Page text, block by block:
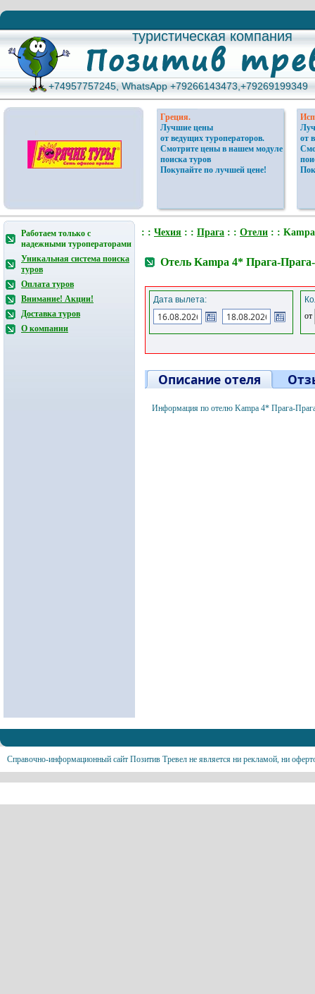
туристическая компания
туристическая компания
+74957757245, WhatsApp +79266143473,+79269199349
+74957757245, WhatsApp +79266143473,+79269199349
Греция.
Лучшие цены
от ведущих туроператоров.
Смотрите цены в нашем модуле
поиска туров
Покупайте по лучшей цене!
от
Работаем только с
надежными туроператорами
Уникальная система поиска
туров
Оплата туров
Внимание! Акции!
Доставка туров
О компании
: : Чехия : : Прага : : Отели : :
Отель Kampa 4* Прага-
Дата вылета:
от
Описание отеля
Информация по отелю Kampa 4* Прага-
Справочно-информационный сайт Позитив Тревел не является ни рекламой, ни